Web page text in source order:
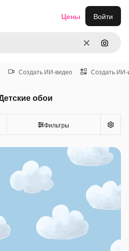
ОчиститьПоиск
Цены Войти
Создать ИИ-видео Создать ИИ-
обои
Фильтры